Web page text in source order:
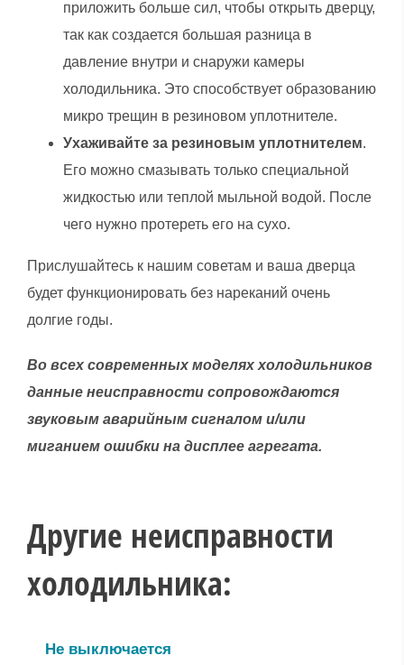
приложить больше сил, чтобы открыть дверцу,
так как создается большая разница в
давление внутри и снаружи камеры
холодильника. Это способствует образованию
микро трещин в резиновом уплотнителе.
Ухаживайте за резиновым уплотнителем.
Его можно смазывать только специальной
жидкостью или теплой мыльной водой. После
чего нужно протереть его на сухо.
Прислушайтесь к нашим советам и ваша дверца
будет функционировать без нареканий очень
долгие годы.
Во всех современных моделях холодильников
данные неисправности сопровождаются
звуковым аварийным сигналом и/или
миганием ошибки на дисплее агрегата.
Другие неисправности
холодильника:
Не выключается